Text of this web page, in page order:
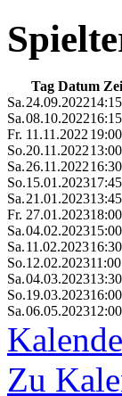
Tag Datum
Sa.24.09.202214:15
Sa.08.10.202216:15
Fr. 11.11.2022 19:00
So.20.11.202213:00
Sa.26.11.202216:30
So.15.01.202317:45
Sa.21.01.202313:45
Fr. 27.01.2023
Sa.04.02.2023
Sa.11.02.202316:30
So.12.02.2023
Sa.04.03.202313:30
So.19.03.2023
Sa.06.05.2023
Zu